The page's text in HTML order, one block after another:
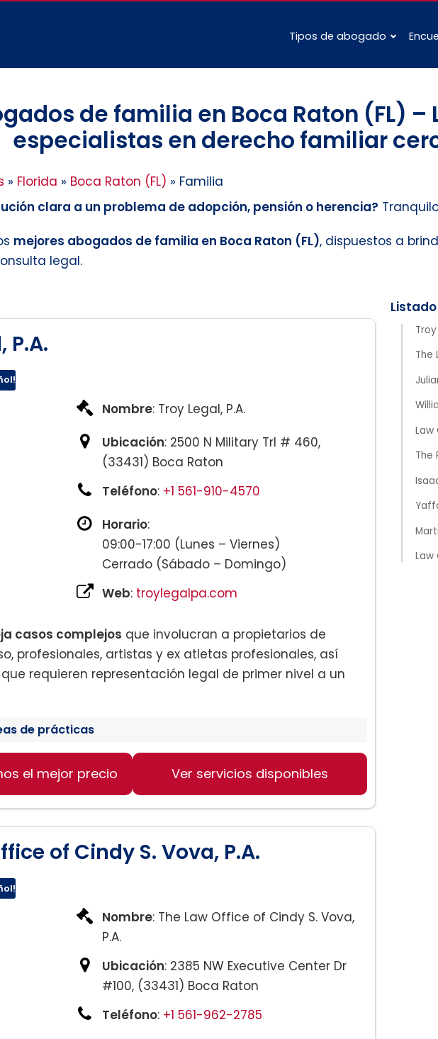
Tipos de abogado
de familia en Boca Raton (FL) –
especialistas en derecho familiar
» Florida » Boca Raton (FL) » Familia
clara a un problema de adopción, pensión o herencia?
mejores abogados de familia en Boca Raton (FL), dispuestos a
legal.
Troy
The
Law
The
Law
P.A.
Nombre: Troy Legal, P.A.
Ubicación: 2500 N Military Trl # 460,
(33431) Boca Raton
Teléfono: +1 561-910-4570
Horario:
09:00-17:00 (Lunes – Viernes)
Cerrado (Sábado – Domingo)
Web: troylegalpa.com
casos complejos que involucran a propietarios de
profesionales, artistas y ex atletas profesionales, así
requieren representación legal de primer nivel a un
de prácticas
el mejor precio Ver servicios disponibles
of Cindy S. Vova, P.A.
Nombre: The Law Office of Cindy S. Vova,
P.A.
Ubicación: 2385 NW Executive Center Dr
#100, (33431) Boca Raton
Teléfono: +1 561-962-2785